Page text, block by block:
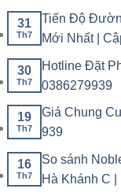
31
Th7
Tiến Độ
Mới Nhất |
30
Th7
Hotline Đặt
0386279939
19
Th7
Giá Chung
939
16
Th7
So sánh
Hà Khánh C